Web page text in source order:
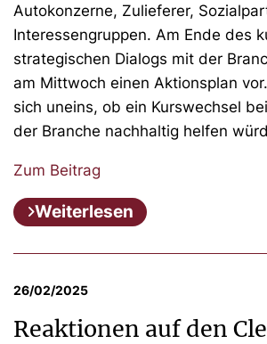
Autokonzerne, Zulieferer,
Interessengruppen. Am Ende des
strategischen Dialogs mit der
am Mittwoch einen Aktionsplan
sich uneins, ob ein Kurswechsel
der Branche nachhaltig helfen
Zum Beitrag
Weiterlesen
26/02/2025
Reaktionen auf den